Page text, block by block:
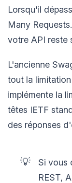
Lorsqu'il
Many
votre API reste
L'ancienne
tout la
implémente la
têtes IETF
des réponses
💡
Si vous
REST,